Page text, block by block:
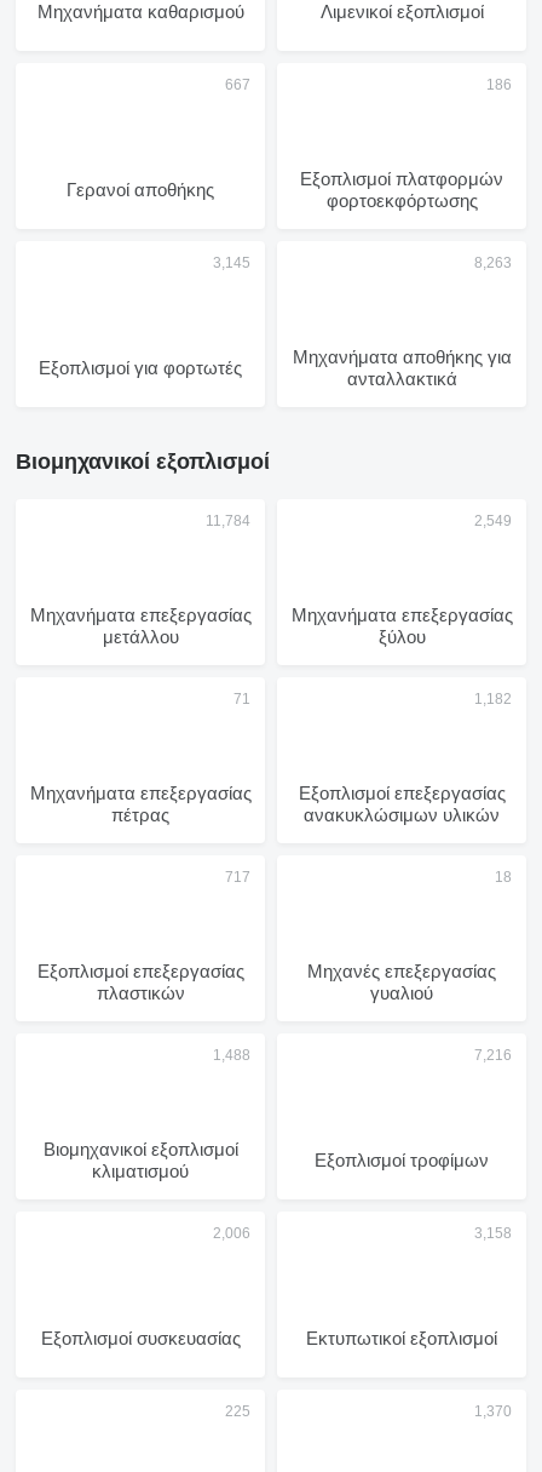
Μηχανήματα καθαρισμού Λιμενικοί εξοπλισμοί
Γερανοί αποθήκης
Εξοπλισμοί πλατφορμών
φορτοεκφόρτωσης
Εξοπλισμοί για φορτωτές
Μηχανήματα αποθήκης για
ανταλλακτικά
Βιομηχανικοί εξοπλισμοί
Μηχανήματα επεξεργασίας
μετάλλου
Μηχανήματα επεξεργασίας
ξύλου
Μηχανήματα επεξεργασίας
πέτρας
Εξοπλισμοί επεξεργασίας
ανακυκλώσιμων υλικών
Εξοπλισμοί επεξεργασίας
πλαστικών
Μηχανές επεξεργασίας
γυαλιού
Βιομηχανικοί εξοπλισμοί
κλιματισμού
Εξοπλισμοί τροφίμων
Εξοπλισμοί συσκευασίας Εκτυπωτικοί εξοπλισμοί